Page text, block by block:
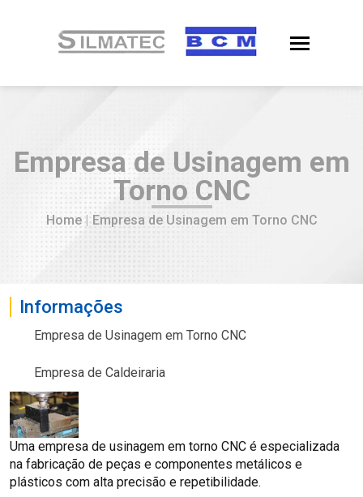
Empresa de Usinagem em
Torno CNC
Home|Empresa de Usinagem em Torno CNC
Informações
Empresa de Usinagem em Torno CNC
Empresa de Caldeiraria
Uma empresa de usinagem em torno CNC é especializada
na fabricação de peças e componentes metálicos e
plásticos com alta precisão e repetibilidade.